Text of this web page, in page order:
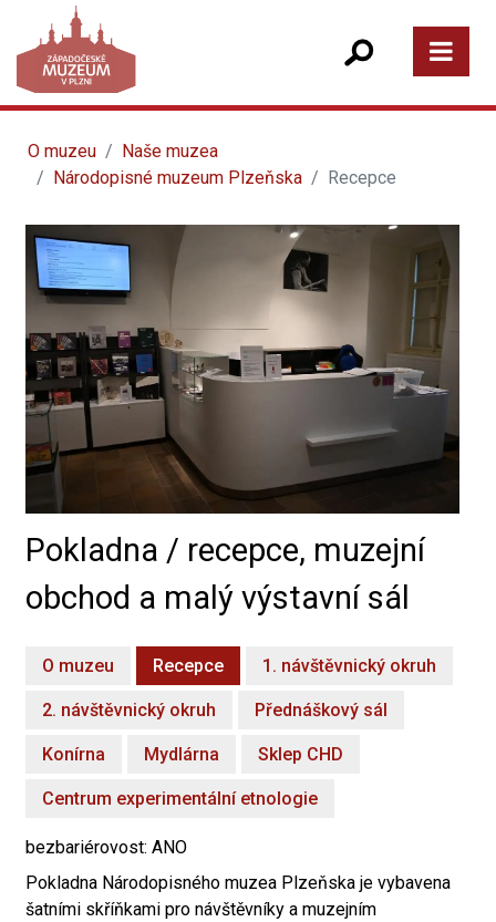
O muzeu
Naše muzea
Národopisné muzeum Plzeňska
Recepce
Pokladna / recepce, muzejní
obchod a malý výstavní sál
O muzeu Recepce 1. návštěvnický okruh
2. návštěvnický okruh Přednáškový sál
Konírna Mydlárna Sklep CHD
Centrum experimentální etnologie
bezbariérovost: ANO
Pokladna Národopisného muzea Plzeňska je vybavena
šatními skříňkami pro návštěvníky a muzejním